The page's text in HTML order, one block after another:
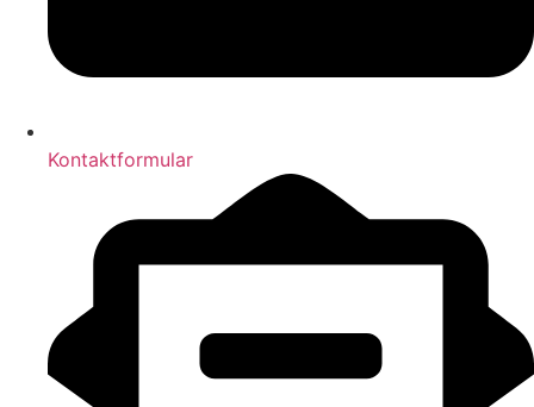
Kontaktformular